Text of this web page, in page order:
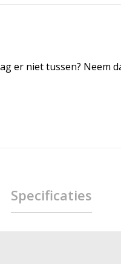
er niet tussen? Neem
Specificaties